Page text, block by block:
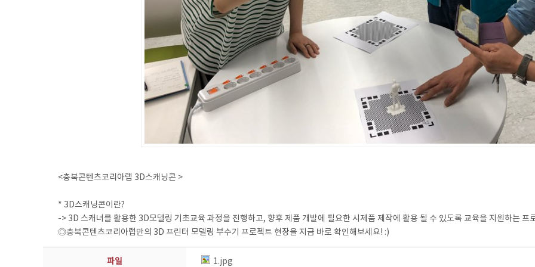
<충북콘텐츠코리아랩 3D스캐닝콘 >
* 3D스캐닝콘이란?
-> 3D 스캐너를 활용한 3D모델링 기초교육 과정을 진행하고, 향후 제품 개발에 필요한 시제품 제작에 활용 될 수 있도록 교육을 지원하는 프
◎충북콘텐츠코리아랩만의 3D 프린터 모델링 부수기 프로젝트 현장을 지금 바로 확인해보세요! :)
파일 1.jpg